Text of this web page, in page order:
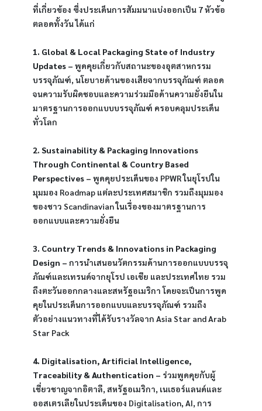
ที่เกี่ยวข้อง ซึ่งประเด็นการสัมมนาแบ่งออกเป็น 7 หัวข้อ
ตลอดทั้งวัน ได้แก่
1. Global & Local Packaging State of Industry
Updates – พูดคุยเกี่ยวกับสถานะของอุตสาหกรรม
บรรจุภัณฑ์, นโยบายด้านของเสียจากบรรจุภัณฑ์ ตลอด
จนความรับผิดชอบและความร่วมมือด้านความยั่งยืนใน
มาตรฐานการออกแบบบรรจุภัณฑ์ ครอบคลุมประเด็น
ทั่วโลก
2. Sustainability & Packaging Innovations
Through Continental & Country Based
Perspectives – พูดคุยประเด็นของ PPWR ในยุโรปใน
มุมมอง Roadmap แต่ละประเทศสมาชิก รวมถึงมุมมอง
ของชาว Scandinavian ในเรื่องของมาตรฐานการ
ออกแบบและความยั่งยืน
3. Country Trends & Innovations in Packaging
Design – การนำเสนอนวัตกรรมด้านการออกแบบบรรจุ
ภัณฑ์และเทรนด์จากยุโรป เอเชีย และประเทศไทย รวม
ถึงตะวันออกกลางและสหรัฐอเมริกา โดยจะเป็นการพูด
คุยในประเด็นการออกแบบและบรรจุภัณฑ์ รวมถึง
ตัวอย่างแนวทางที่ได้รับรางวัลจาก Asia Star and Arab
Star Pack
4. Digitalisation, Artificial Intelligence,
Traceability & Authentication – ร่วมพูดคุยกับผู้
เชี่ยวชาญจากอิตาลี, สหรัฐอเมริกา, เนเธอร์แลนด์และ
ออสเตรเลียในประเด็นของ Digitalisation, AI, การ